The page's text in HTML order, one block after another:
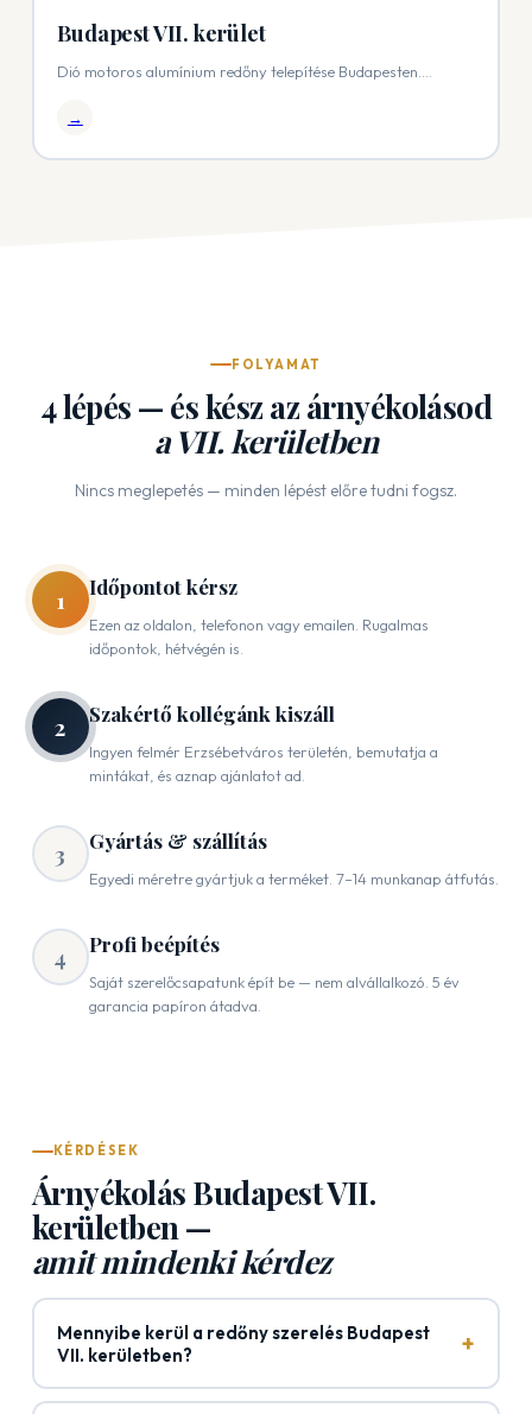
Budapest VII. kerület
Dió motoros alumínium redőny telepítése Budapesten....
→
FOLYAMAT
4 lépés — és kész az árnyékolásod
a VII. kerületben
Nincs meglepetés — minden lépést előre tudni fogsz.
1 Időpontot kérsz
Ezen az oldalon, telefonon vagy emailen. Rugalmas
időpontok, hétvégén is.
2 Szakértő kollégánk kiszáll
Ingyen felmér Erzsébetváros területén, bemutatja a
mintákat, és aznap ajánlatot ad.
3 Gyártás & szállítás
Egyedi méretre gyártjuk a terméket. 7–14 munkanap átfutás.
4 Profi beépítés
Saját szerelőcsapatunk épít be — nem alvállalkozó. 5 év
garancia papíron átadva.
KÉRDÉSEK
Árnyékolás Budapest VII.
kerületben —
amit mindenki kérdez
Mennyibe kerül a redőny szerelés Budapest
VII. kerületben?
+